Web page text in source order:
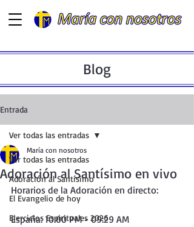
Blog
Entrada
Ver todas las entradas
Adoración al Santísimo
El Evangelio de hoy
Ejercicios Espirituales 2026
Ver todas las entradas
Adoración al Santísimo en vivo
María con nosotros
Horarios de la Adoración en directo:
España: 10:00 PM - 09:29 AM